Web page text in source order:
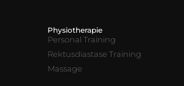
Physiotherapie
Personal Training
Rektusdiastase Training
Massage